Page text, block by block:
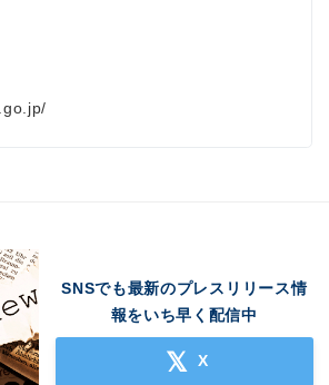
SNSでも最新のプレスリリース情
報をいち早く配信中
X